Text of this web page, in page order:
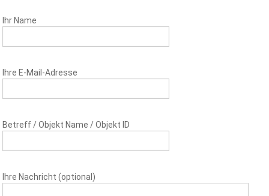
Ihr Name
Ihre E-Mail-Adresse
Betreff / Objekt Name / Objekt ID
Ihre Nachricht (optional)